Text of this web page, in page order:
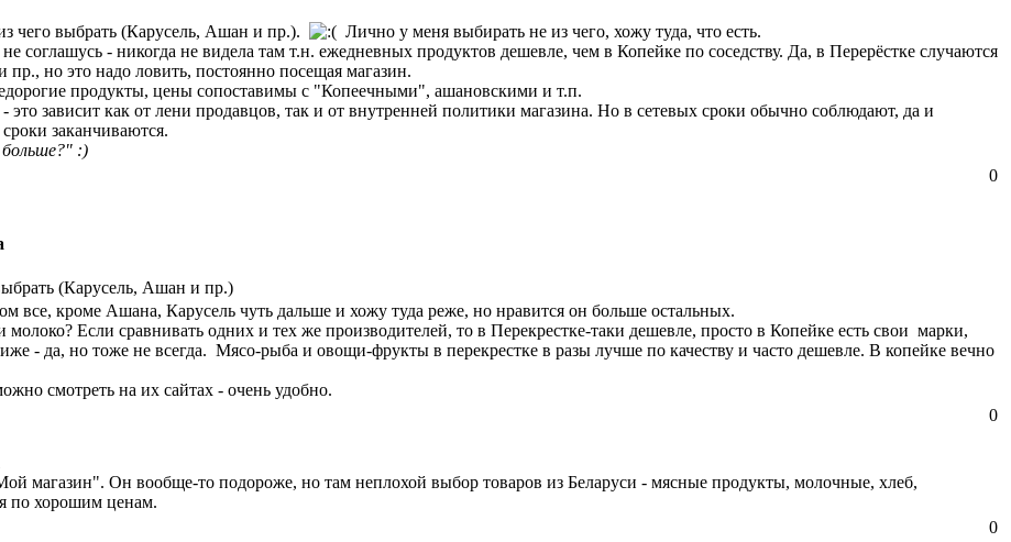
чего выбрать (Карусель, Ашан и пр.).
Лично у меня выбирать не из чего, хожу туда, что есть.
соглашусь - никогда не видела там т.н. ежедневных продуктов дешевле, чем в Копейке по соседству. Да, в Перерёстке случаются
пр., но это надо ловить, постоянно посещая магазин.
продукты, цены сопоставимы с "Копеечными", ашановскими и т.п.
зависит как от лени продавцов, так и от внутренней политики магазина. Но в сетевых сроки обычно соблюдают, да и
заканчиваются.
:)
0
(Карусель, Ашан и пр.)
все, кроме Ашана, Карусель чуть дальше и хожу туда реже, но нравится он больше остальных.
Если сравнивать одних и тех же производителей, то в Перекрестке-таки дешевле, просто в Копейке есть свои марки,
- да, но тоже не всегда. Мясо-рыба и овощи-фрукты в перекрестке в разы лучше по качеству и часто дешевле. В копейке вечно
смотреть на их сайтах - очень удобно.
0
магазин". Он вообще-то подороже, но там неплохой выбор товаров из Беларуси - мясные продукты, молочные, хлеб,
по хорошим ценам.
0